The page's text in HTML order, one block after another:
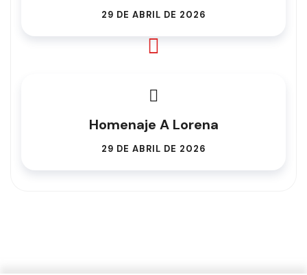
29 DE ABRIL DE 2026
Homenaje A Lorena
29 DE ABRIL DE 2026